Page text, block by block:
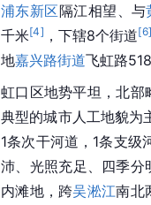
浦东新区隔江相望、与
千米[4] ，下辖8个街道[6]
地嘉兴路街道飞虹路
虹口区地势平坦，北部
典型的城市人工地貌为
1条次干河道，1条支级
沛、光照充足、四季
内滩地，跨吴淞江南北